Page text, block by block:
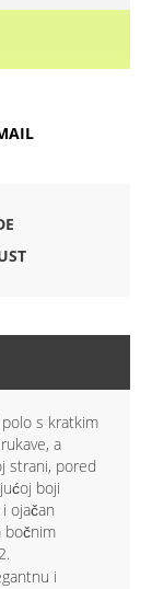
s kratkim
a
strani, pored
boji
ojačan
bočnim
i